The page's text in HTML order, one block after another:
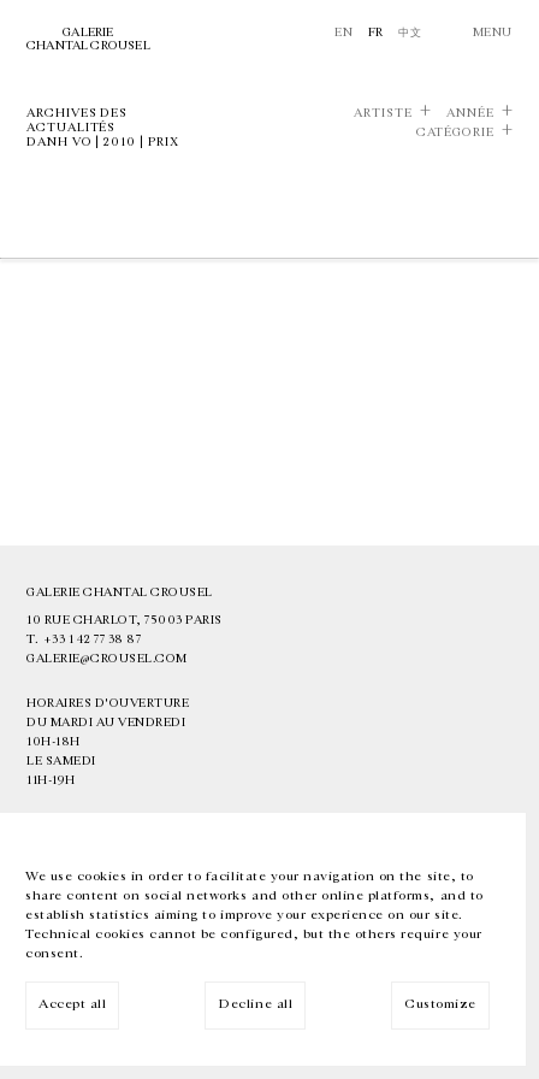
We use cookies in order to facilitate your navigation on the site, to
share content on social networks and other online platforms, and to
establish statistics aiming to improve your experience on our site.
Technical cookies cannot be configured, but the others require your
consent.
Accept all Decline all Customize
GALERIE
CHANTAL CROUSEL
EN FR 中文 MENU
ARCHIVES DES
ACTUALITÉS
DANH VO | 2010 | PRIX
ARTISTE
ANNÉE
CATÉGORIE
GALERIE CHANTAL CROUSEL
10 RUE CHARLOT, 75003 PARIS
T. +33 1 42 77 38 87
GALERIE@CROUSEL.COM
HORAIRES D'OUVERTURE
DU MARDI AU VENDREDI
10H-18H
LE SAMEDI
11H-19H
EN FR 中文 Facebook Instagram
Inscrivez-vous à notre newsletter